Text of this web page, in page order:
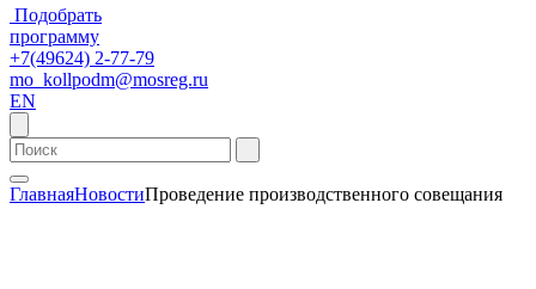
Подобрать
программу
+7(49624) 2-77-79
mo_kollpodm@mosreg.ru
EN
ГлавнаяНовостиПроведение производственного совещания